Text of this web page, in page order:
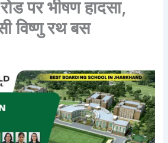
पर भीषण हादसा,
विष्णु रथ बस